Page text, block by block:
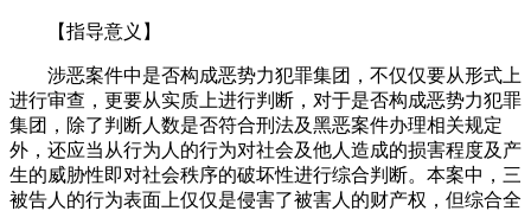
【指导意义】
涉恶案件中是否构成恶势力犯罪集团，不仅仅要从形式上
进行审查，更要从实质上进行判断，对于是否构成恶势力犯罪
集团，除了判断人数是否符合刑法及黑恶案件办理相关规定
外，还应当从行为人的行为对社会及他人造成的损害程度及产
生的威胁性即对社会秩序的破坏性进行综合判断。本案中，三
被告人的行为表面上仅仅是侵害了被害人的财产权，但综合全